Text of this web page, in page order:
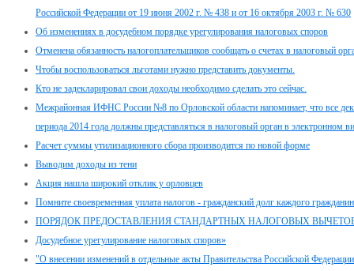
Российской Федерации от 19 июня 2002 г. № 438 и от 16 октября 2003 г. № 630
Об изменениях в досудебном порядке урегулирования налоговых споров
Отменена обязанность налогоплательщиков сообщать о счетах в налоговый
Чтобы воспользоваться льготами нужно представить документы.
Кто не задекларировал свои доходы необходимо сделать это сейчас.
Межрайонная ИФНС России №8 по Орловской области напоминает, что все
периода 2014 года должны представляться в налоговый орган в электронном
Расчет суммы утилизационного сбора производится по новой форме
Выводим доходы из тени
Акция нашла широкий отклик у орловцев
Помните своевременная уплата налогов - гражданский долг каждого
ПОРЯДОК ПРЕДОСТАВЛЕНИЯ СТАНДАРТНЫХ НАЛОГОВЫХ
Досудебное урегулирование налоговых споров»
"О внесении изменений в отдельные акты Правительства Российской